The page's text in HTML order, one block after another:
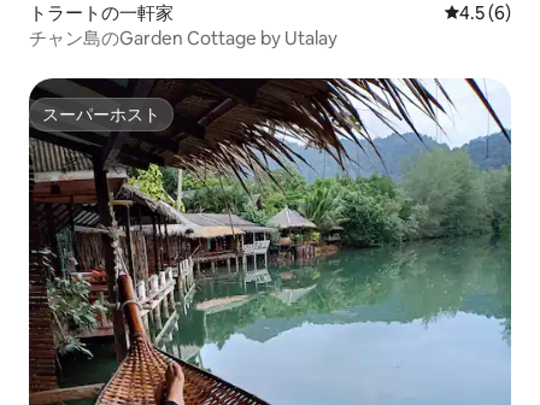
トラートの一軒家 レビュー6
4.5 (6)
チャン島のGarden Cottage by Utalay
スーパーホスト
スーパーホスト